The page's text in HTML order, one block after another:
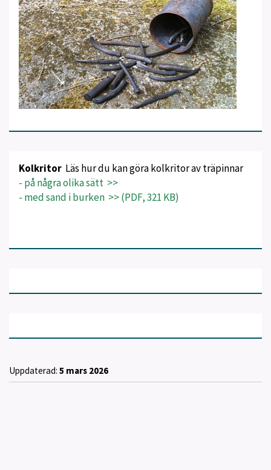
Kolkritor Läs hur du kan göra kolkritor av träpinnar
- på några olika sätt >>
- med sand i burken >> (PDF, 321 KB)
Uppdaterad: 5 mars 2026